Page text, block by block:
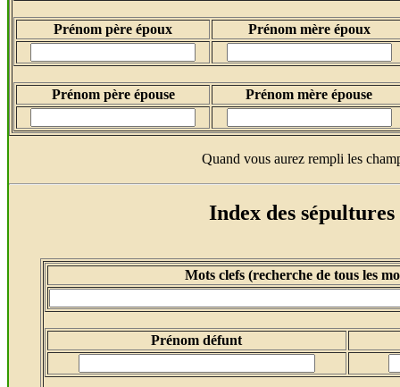
Prénom père époux Prénom mère époux
Prénom père épouse Prénom mère épouse
Quand vous aurez rempli les
Index des sépultures
Mots clefs (recherche de tous les
Prénom défunt